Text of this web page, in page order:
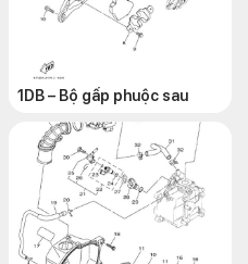
1DB – Bộ gấp phuộc sau